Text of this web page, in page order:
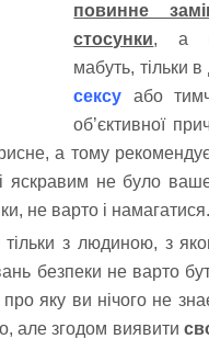
повинне
стосунки, а
мабуть, тільки
сексу або
об’єктивної
а тому
яскравим не було
не варто і намагатися.
тільки з людиною, з
безпеки не варто
яку ви нічого не
але згодом виявити